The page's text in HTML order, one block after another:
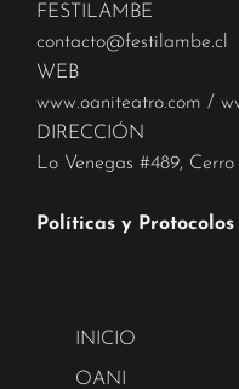
FESTILAMBE
contacto@festilambe.cl
WEB
www.oaniteatro.com /
DIRECCIÓN
Lo Venegas #489,
Políticas y Protocolos
INICIO
OANI